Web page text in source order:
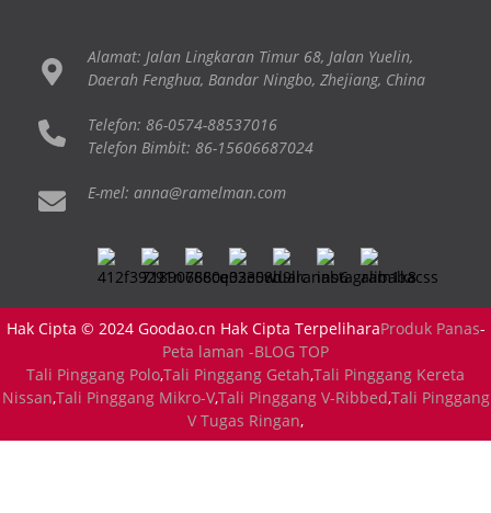
Alamat: Jalan Lingkaran Timur 68, Jalan Yuelin,
Daerah Fenghua, Bandar Ningbo, Zhejiang, China
Telefon: 86-0574-88537016
Telefon Bimbit: 86-15606687024
E-mel: anna@ramelman.com
Hak Cipta © 2024 Goodao.cn Hak Cipta TerpeliharaProduk Panas-
Peta laman -BLOG TOP
Tali Pinggang Polo,Tali Pinggang Getah,Tali Pinggang Kereta
Nissan,Tali Pinggang Mikro-V,Tali Pinggang V-Ribbed,Tali Pinggang
V Tugas Ringan,